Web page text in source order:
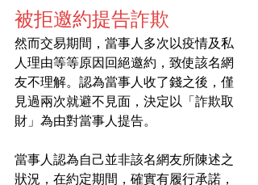
被拒邀約提告詐欺
然而交易期間，當事人多次以疫情及私
人理由等等原因回絕邀約，致使該名網
友不理解。認為當事人收了錢之後，僅
見過兩次就避不見面，決定以「詐欺取
財」為由對當事人提告。
當事人認為自己並非該名網友所陳述之
狀況，在約定期間，確實有履行承諾，